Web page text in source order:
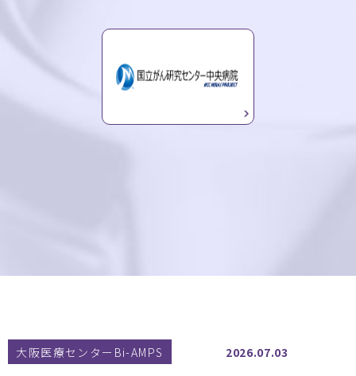
大阪医療センターBi-AMPS 2026.07.03